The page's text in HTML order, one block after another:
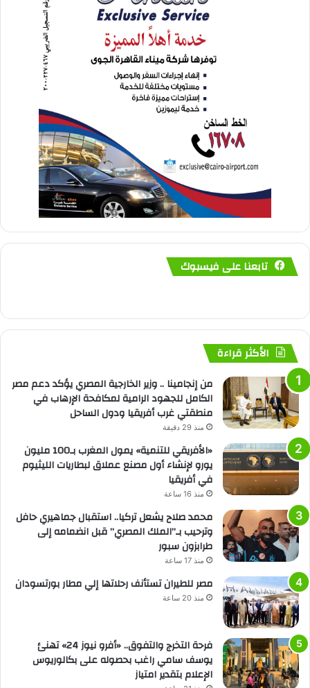
تابعنا على فيسبوك
الأكثر قراءة
من إنجامينا .. وزير الخارجية المصري يؤكد دعم مصر
الكامل للجهود الرامية لمكافحة الإرهاب في
منطقتي غرب أفريقيا ودول الساحل
منذ 29 دقيقة
«الأفريقي للتنمية» يمول المغرب بـ100 مليون
يورو لإنشاء أول مصنع عملاق لبطاريات الليثيوم
في أفريقيا
منذ 16 ساعة
محمد صلاح يشعل تركيا.. استقبال جماهيري حافل
وترحيب بـ”الملك المصري” قبل انضمامه إلى
طرابزون سبور
منذ 17 ساعة
مصر للطيران تستأنف رحلاتها إلي مطار بورتسودان
منذ 20 ساعة
فرحة التخرج والتفوق.. «أفرو نيوز 24» تهنئ
يوسف سامي راغب بحصوله على بكالوريوس
الإعلام بتقدير امتياز